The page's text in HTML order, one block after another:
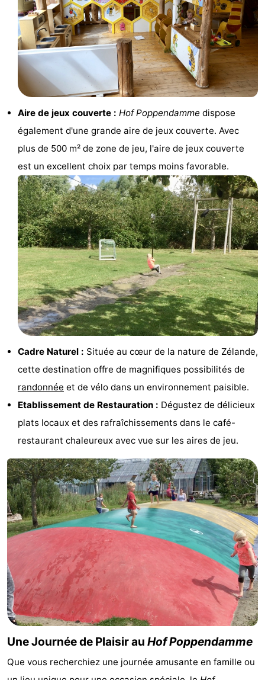
Musées
Monuments
Points
de
vue
Attractions
Terrains
jeux
-
Aires
de
jeux
intérieures
Bowling
Parcours
de
mini-
golf
Centres
de
bien-
être
Villages
villes
Nature
Visites
guidées
Sports
Piscines
-
du
Randonnée
-
Manèges
-
Terrains
de
golf
-
Peche
Sportive
-
Equitation
Conduite
de
l'anneau
Boire
et
manger
Événements
Pratiques
Forum
Aire de jeux couverte : Hof Poppendamme dispose
également d'une grande aire de jeux couverte. Avec
plus de 500 m² de zone de jeu, l'aire de jeux couverte
est un excellent choix par temps moins favorable.
Cadre Naturel : Située au cœur de la nature de Zélande,
cette destination offre de magnifiques possibilités de
randonnée et de vélo dans un environnement paisible.
Etablissement de Restauration : Dégustez de délicieux
plats locaux et des rafraîchissements dans le café-
restaurant chaleureux avec vue sur les aires de jeu.
Une Journée de Plaisir au Hof Poppendamme
Que vous recherchiez une journée amusante en famille ou